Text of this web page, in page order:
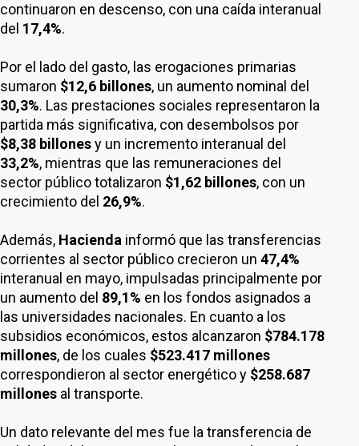
continuaron en descenso, con una caída interanual
del 17,4%.
Por el lado del gasto, las erogaciones primarias
sumaron $12,6 billones, un aumento nominal del
30,3%. Las prestaciones sociales representaron la
partida más significativa, con desembolsos por
$8,38 billonesy un incremento interanual del
33,2%, mientras que las remuneraciones del
sector público totalizaron $1,62 billones, con un
crecimiento del 26,9%.
Además, Hacienda informó que las transferencias
corrientes al sector público crecieron un 47,4%
interanual en mayo, impulsadas principalmente por
un aumento del 89,1% en los fondos asignados a
las universidades nacionales. En cuanto a los
subsidios económicos, estos alcanzaron $784.178
millones, de los cuales $523.417 millones
correspondieron al sector energético y $258.687
millones al transporte.
Un dato relevante del mes fue la transferencia de